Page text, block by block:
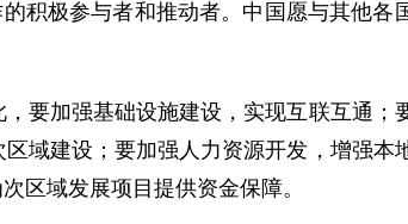
极参与者和推动者。中国愿与其他各
要加强基础设施建设，实现互联互通；
域建设；要加强人力资源开发，增强本
区域发展项目提供资金保障。